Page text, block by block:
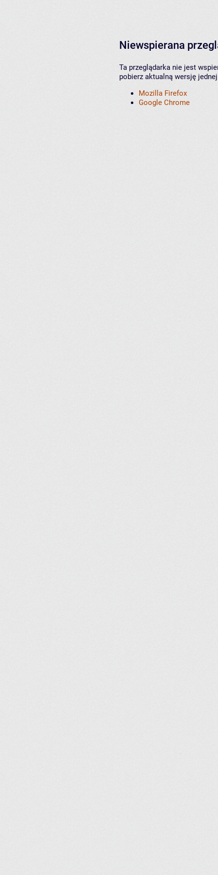
Niewspierana
Ta przeglądarka nie jest
pobierz aktualną wersję
Mozilla Firefox
Google Chrome